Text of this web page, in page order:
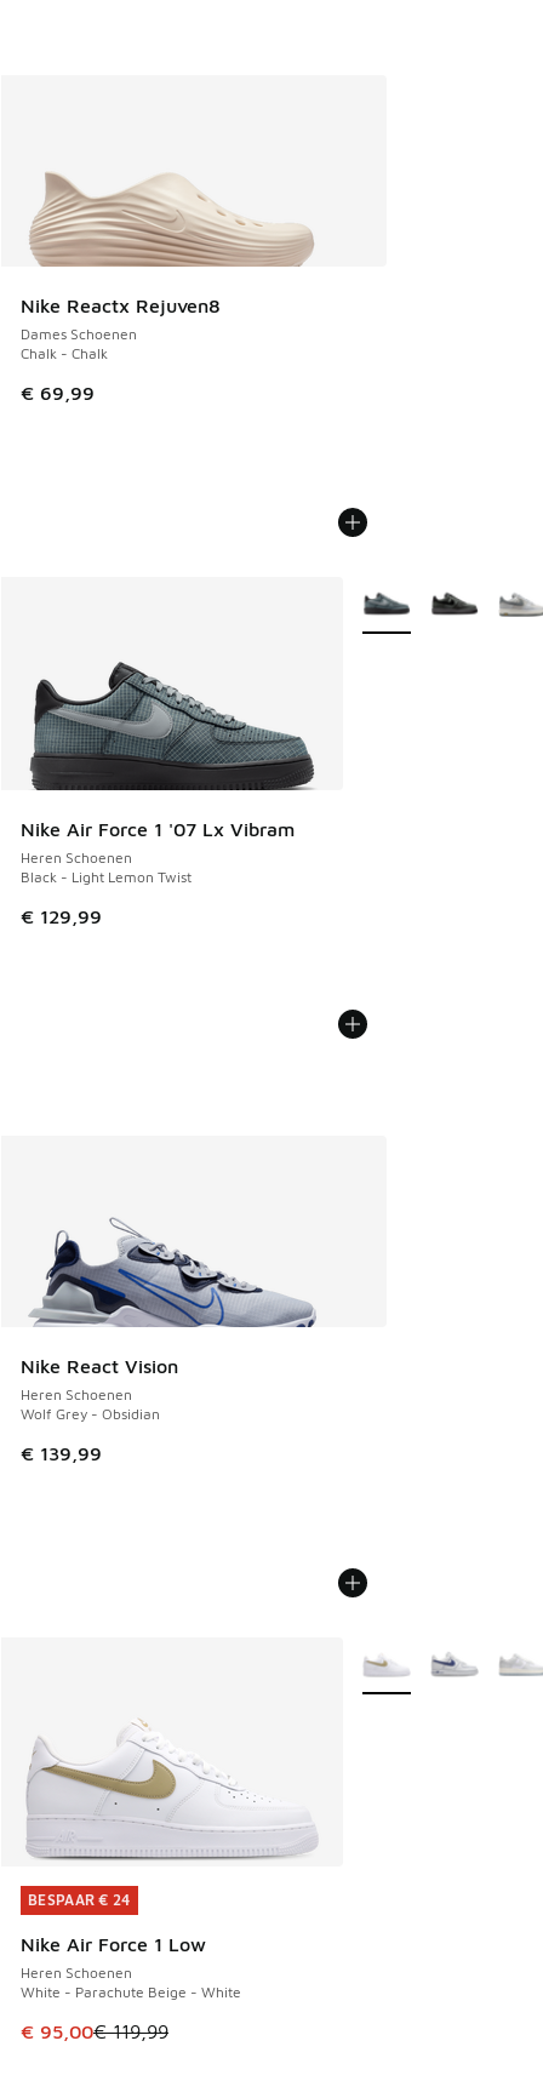
Nike Reactx Rejuven8
Dames Schoenen
Chalk - Chalk
€ 69,99
Nike Air Force 1 '07 Lx Vibram
Heren Schoenen
Black - Light Lemon Twist
€ 129,99
Meer kleuren
Nike React Vision
Heren Schoenen
Wolf Grey - Obsidian
€ 139,99
BESPAAR € 24
Nike Air Force 1 Low
Heren Schoenen
White - Parachute Beige - White
Dit artikel is in de uitverkoop. Dit artikel is in de
€ 95,00€ 119,99
BESPAAR € 24
Meer kleuren